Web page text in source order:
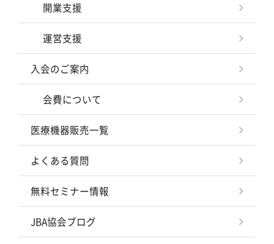
開業支援
運営支援
入会のご案内
会費について
医療機器販売一覧
よくある質問
無料セミナー情報
JBA協会ブログ